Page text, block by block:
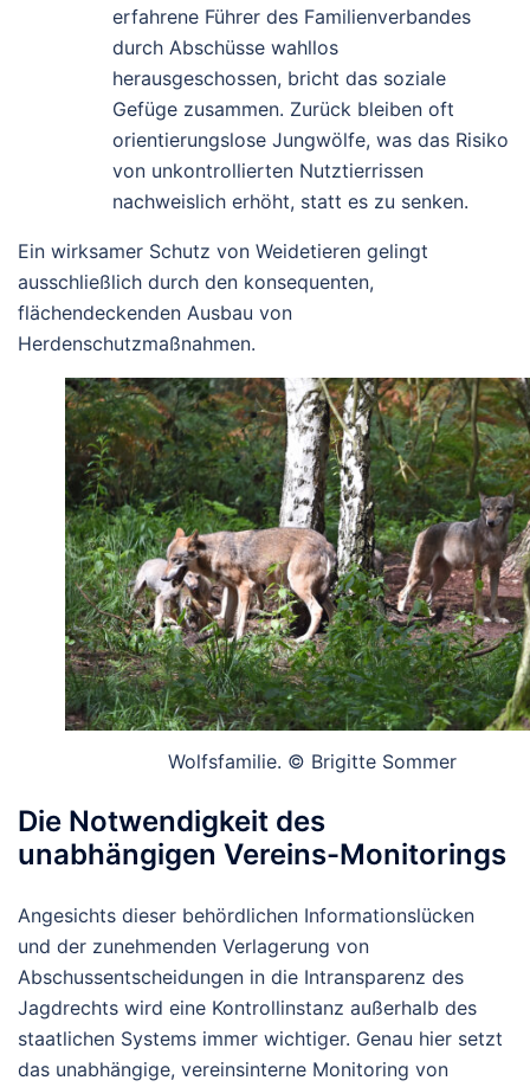
erfahrene Führer des Familienverbandes
durch Abschüsse wahllos
herausgeschossen, bricht das soziale
Gefüge zusammen. Zurück bleiben oft
orientierungslose Jungwölfe, was das Risiko
von unkontrollierten Nutztierrissen
nachweislich erhöht, statt es zu senken.
Ein wirksamer Schutz von Weidetieren gelingt
ausschließlich durch den konsequenten,
flächendeckenden Ausbau von
Herdenschutzmaßnahmen.
Wolfsfamilie. © Brigitte Sommer
Die Notwendigkeit des
unabhängigen Vereins-Monitorings
Angesichts dieser behördlichen Informationslücken
und der zunehmenden Verlagerung von
Abschussentscheidungen in die Intransparenz des
Jagdrechts wird eine Kontrollinstanz außerhalb des
staatlichen Systems immer wichtiger. Genau hier setzt
das unabhängige, vereinsinterne Monitoring von